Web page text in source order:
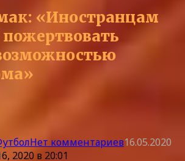
«Иностранцам
Нет комментариев16.05.2020
2020 в 20:01